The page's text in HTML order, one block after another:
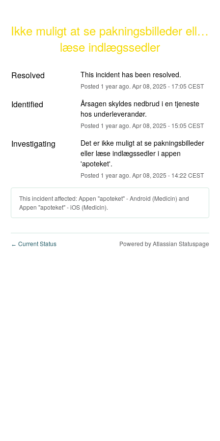
Ikke muligt at se pakningsbilleder eller
læse indlægssedler
Resolved This incident has been resolved.
Posted 1 year ago. Apr08, 2025 - 17:05 CEST
Identified
Årsagen skyldes nedbrud i en tjeneste
hos underleverandør.
Posted 1 year ago. Apr08, 2025 - 15:05 CEST
Investigating
Det er ikke muligt at se pakningsbilleder
eller læse indlægssedler i appen
'apoteket'.
Posted 1 year ago. Apr08, 2025 - 14:22 CEST
This incident affected: Appen "apoteket" - Android (Medicin) and
Appen "apoteket" - iOS (Medicin).
← Current Status Powered by Atlassian Statuspage